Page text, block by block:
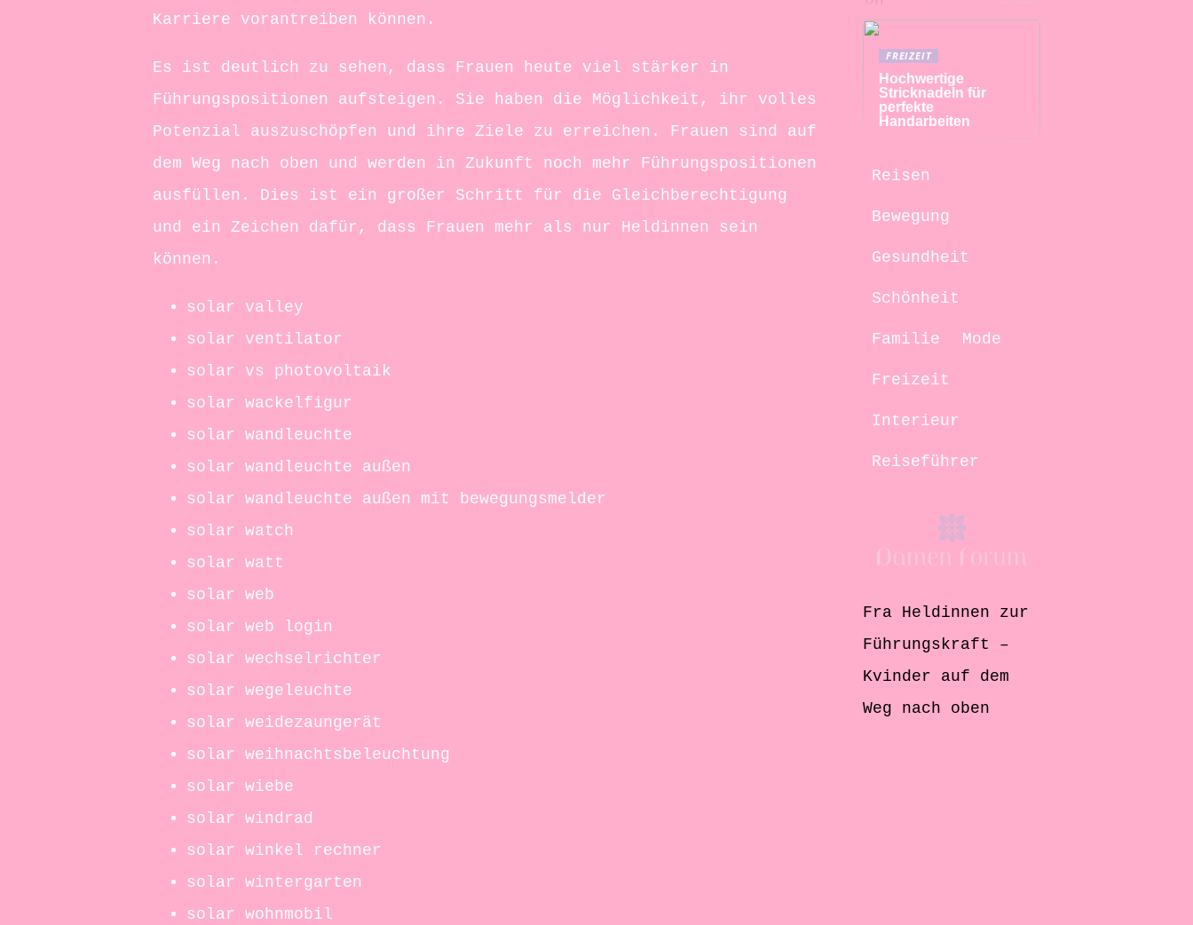
Karriere vorantreiben können.
Es ist deutlich zu sehen, dass Frauen heute viel stärker in
Führungspositionen aufsteigen. Sie haben die Möglichkeit, ihr volles
Potenzial auszuschöpfen und ihre Ziele zu erreichen. Frauen sind auf
dem Weg nach oben und werden in Zukunft noch mehr Führungspositionen
ausfüllen. Dies ist ein großer Schritt für die Gleichberechtigung
und ein Zeichen dafür, dass Frauen mehr als nur Heldinnen sein
können.
solar valley
solar ventilator
solar vs photovoltaik
solar wackelfigur
solar wandleuchte
solar wandleuchte außen
solar wandleuchte außen mit bewegungsmelder
solar watch
solar watt
solar web
solar web login
solar wechselrichter
solar wegeleuchte
solar weidezaungerät
solar weihnachtsbeleuchtung
solar wiebe
solar windrad
solar winkel rechner
solar wintergarten
solar wohnmobil
FREIZEIT
Hochwertige
Stricknadeln für
perfekte
Handarbeiten
Reisen
Bewegung
Gesundheit
Schönheit
Familie Mode
Freizeit
Interieur
Reiseführer
Fra Heldinnen zur
Führungskraft –
Kvinder auf dem
Weg nach oben